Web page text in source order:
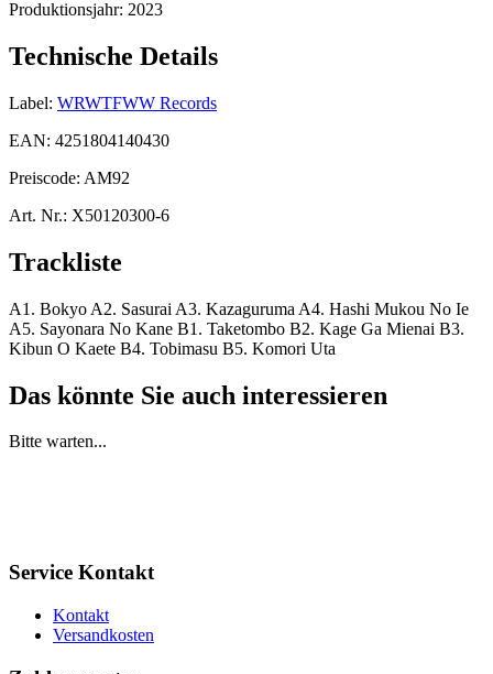
Produktionsjahr: 2023
Technische Details
Label: WRWTFWW Records
EAN: 4251804140430
Preiscode: AM92
Art. Nr.: X50120300-6
Trackliste
A1. Bokyo A2. Sasurai A3. Kazaguruma A4. Hashi Mukou No Ie
A5. Sayonara No Kane B1. Taketombo B2. Kage Ga Mienai B3.
Kibun O Kaete B4. Tobimasu B5. Komori Uta
Das könnte Sie auch interessieren
Bitte warten...
Service Kontakt
Kontakt
Versandkosten